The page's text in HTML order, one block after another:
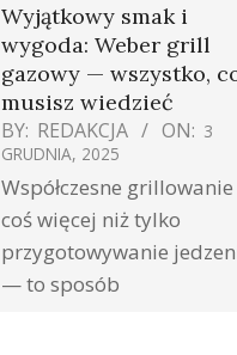
Wyjątkowy smak i
wygoda: Weber grill
gazowy — wszystko,
musisz wiedzieć
BY: REDAKCJA ON: 3
GRUDNIA, 2025
Współczesne
coś więcej niż tylko
przygotowywanie
— to sposób